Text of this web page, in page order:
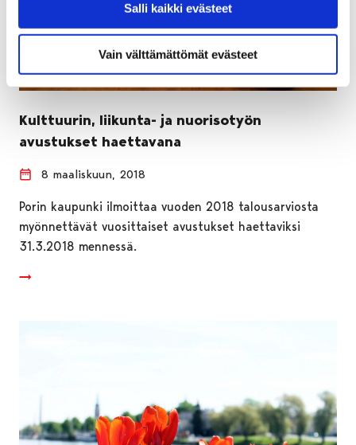
Salli kaikki evästeet
Vain välttämättömät evästeet
Kulttuurin, liikunta- ja nuorisotyön
avustukset haettavana
8 maaliskuun, 2018
Porin kaupunki ilmoittaa vuoden 2018 talousarviosta
myönnettävät vuosittaiset avustukset haettaviksi
31.3.2018 mennessä.